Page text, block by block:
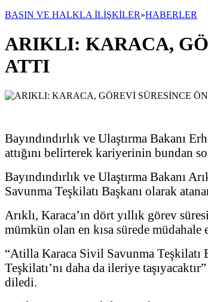
BASIN VE HALKLA İLİŞKİLER»HABERLER
ARIKLI: KARACA,
ATTI
Bayındındırlık ve Ulaştırma Bakanı
attığını belirterek kariyerinin bundan
Bayındındırlık ve Ulaştırma Bakanı
Savunma Teşkilatı Başkanı olarak
Arıklı, Karaca’ın dört yıllık görev
mümkün olan en kısa sürede
“Atilla Karaca Sivil Savunma Teşkilatı
Teşkilatı’nı daha da ileriye
diledi.